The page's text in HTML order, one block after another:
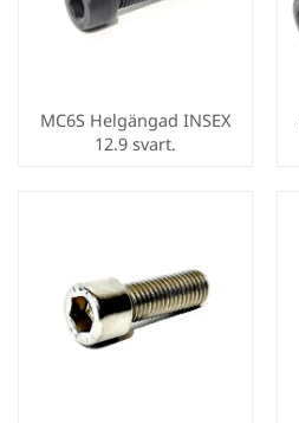
MC6S Helgängad INSEX
12.9 svart.